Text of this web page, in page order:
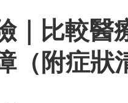
｜比較醫
（附症狀